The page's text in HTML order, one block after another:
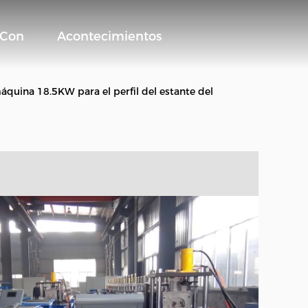
Acontecimientos
18.5KW para el perfil del estante del